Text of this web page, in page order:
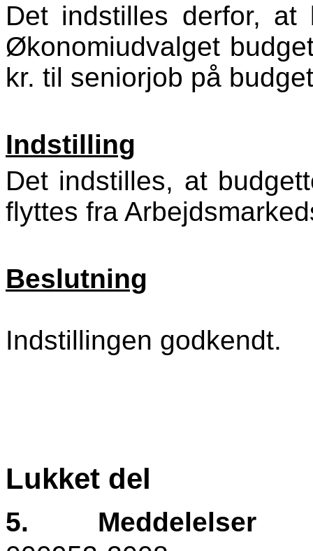
Det indstilles derfor,
Økonomiudvalget
kr. til seniorjob på
Indstilling
Det indstilles, at
flyttes fra
Beslutning
Indstillingen godkendt.
Lukket del
5.
Meddelelser